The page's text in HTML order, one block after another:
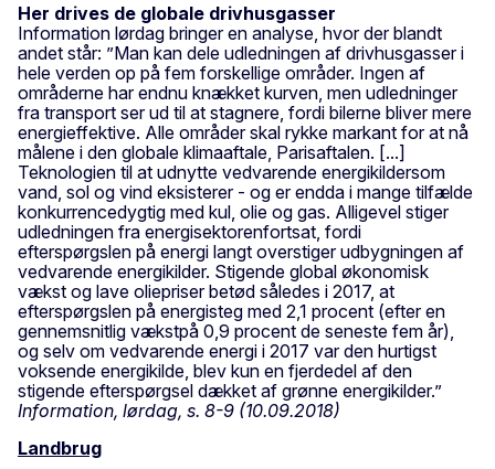
Her drives de globale drivhusgasser
Information lørdag bringer en analyse, hvor der blandt
andet står: ”Man kan dele udledningen af drivhusgasser i
hele verden op på fem forskellige områder. Ingen af
områderne har endnu knækket kurven, men udledninger
fra transport ser ud til at stagnere, fordi bilerne bliver mere
energieffektive. Alle områder skal rykke markant for at nå
målene i den globale klimaaftale, Parisaftalen. [...]
Teknologien til at udnytte vedvarende energikildersom
vand, sol og vind eksisterer - og er endda i mange tilfælde
konkurrencedygtig med kul, olie og gas. Alligevel stiger
udledningen fra energisektorenfortsat, fordi
efterspørgslen på energi langt overstiger udbygningen af
vedvarende energikilder. Stigende global økonomisk
vækst og lave oliepriser betød således i 2017, at
efterspørgslen på energisteg med 2,1 procent (efter en
gennemsnitlig vækstpå 0,9 procent de seneste fem år),
og selv om vedvarende energi i 2017 var den hurtigst
voksende energikilde, blev kun en fjerdedel af den
stigende efterspørgsel dækket af grønne energikilder.”
Information, lørdag, s. 8-9 (10.09.2018)
Landbrug